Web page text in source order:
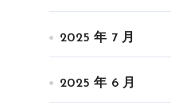
2025 年 7 月
2025 年 6 月